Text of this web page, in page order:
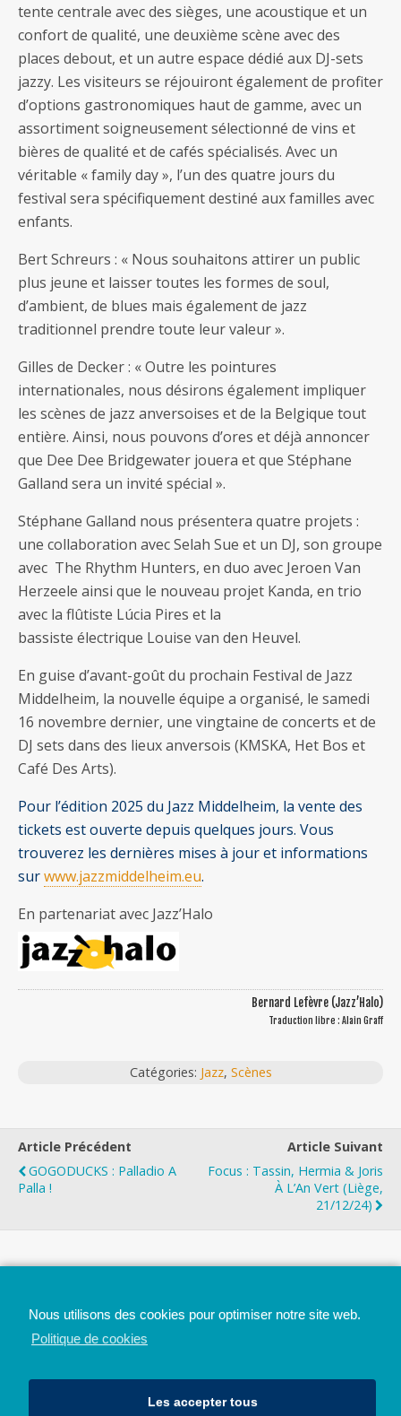
tente centrale avec des sièges, une acoustique et un
confort de qualité, une deuxième scène avec des
places debout, et un autre espace dédié aux DJ-sets
jazzy. Les visiteurs se réjouiront également de profiter
d’options gastronomiques haut de gamme, avec un
assortiment soigneusement sélectionné de vins et
bières de qualité et de cafés spécialisés. Avec un
véritable « family day », l’un des quatre jours du
festival sera spécifiquement destiné aux familles avec
enfants.
Bert Schreurs : « Nous souhaitons attirer un public
plus jeune et laisser toutes les formes de soul,
d’ambient, de blues mais également de jazz
traditionnel prendre toute leur valeur ».
Gilles de Decker : « Outre les pointures
internationales, nous désirons également impliquer
les scènes de jazz anversoises et de la Belgique tout
entière. Ainsi, nous pouvons d’ores et déjà annoncer
que Dee Dee Bridgewater jouera et que Stéphane
Galland sera un invité spécial ».
Stéphane Galland nous présentera quatre projets :
une collaboration avec Selah Sue et un DJ, son groupe
avec The Rhythm Hunters, en duo avec Jeroen Van
Herzeele ainsi que le nouveau projet Kanda, en trio
avec la flûtiste Lúcia Pires et la
bassiste électrique Louise van den Heuvel.
En guise d’avant-goût du prochain Festival de Jazz
Middelheim, la nouvelle équipe a organisé, le samedi
16 novembre dernier, une vingtaine de concerts et de
DJ sets dans des lieux anversois (KMSKA, Het Bos et
Café Des Arts).
Pour l’édition 2025 du Jazz Middelheim, la vente des
tickets est ouverte depuis quelques jours. Vous
trouverez les dernières mises à jour et informations
surwww.jazzmiddelheim.eu.
En partenariat avec Jazz’Halo
Bernard Lefèvre (Jazz’Halo)
Traduction libre : Alain Graff
Catégories: Jazz, Scènes
Article Précédent
GOGODUCKS : Palladio A
Palla !
Article Suivant
Focus : Tassin, Hermia & Joris
À L’An Vert (Liège,
21/12/24)
Nous utilisons des cookies pour optimiser notre site web.
Politique de cookies
Les accepter tous